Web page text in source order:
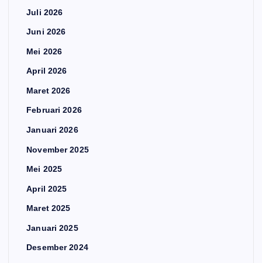
Juli 2026
Juni 2026
Mei 2026
April 2026
Maret 2026
Februari 2026
Januari 2026
November 2025
Mei 2025
April 2025
Maret 2025
Januari 2025
Desember 2024